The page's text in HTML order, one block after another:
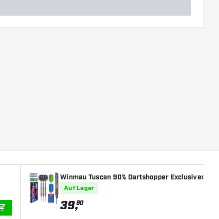
Winmau Tuscan 90% Dartshopper Exclusives -
Auf Lager
39,90